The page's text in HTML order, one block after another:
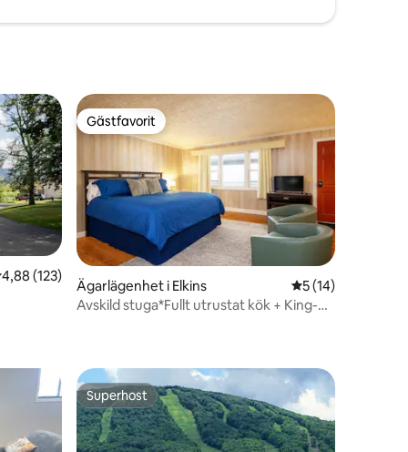
av 5 i genomsnittligt betyg, 123 omdömen
4,88 (123)
Gästfavorit
Gästfavorit
Ägarlägenhet i Elkins 5 av 5 i
5 (14)
Avskild stuga*Fullt utrustat kök + King-
Superhost
Superhost